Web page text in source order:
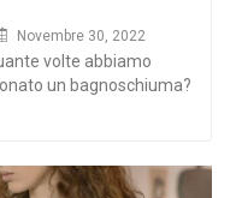
Novembre 30, 2022
volte abbiamo
un bagnoschiuma?